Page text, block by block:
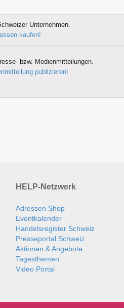
Unternehmen.
kaufen!
bzw. Medienmitteilungen.
publizieren!
HELP-Netzwerk
Adressen Shop
Eventkalender
Handelsregister Schweiz
Presseportal Schweiz
Aktionen & Angebote
Tagesthemen
Video Portal